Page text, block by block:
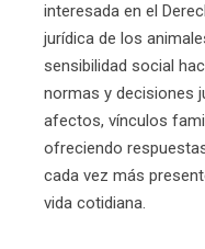
interesada en el
jurídica de los
sensibilidad social
normas y decisiones
afectos, vínculos
ofreciendo
cada vez más
vida cotidiana.